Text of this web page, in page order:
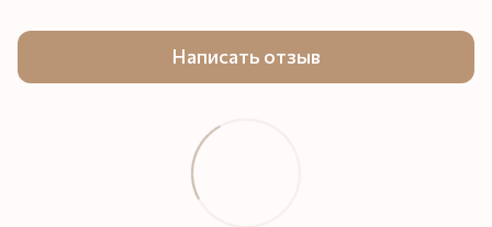
Написать отзыв